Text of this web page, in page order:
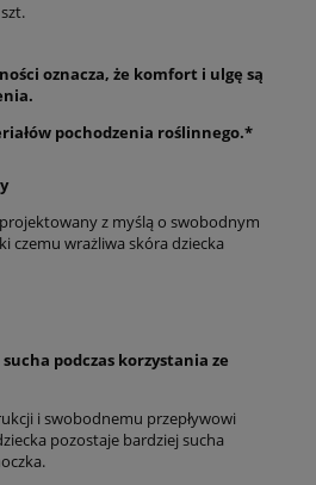
oznacza, że komfort i ulgę są
pochodzenia roślinnego.*
z myślą o swobodnym
czemu wrażliwa skóra dziecka
podczas korzystania ze
i swobodnemu przepływowi
pozostaje bardziej sucha